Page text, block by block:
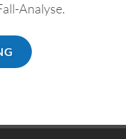
Analyse.